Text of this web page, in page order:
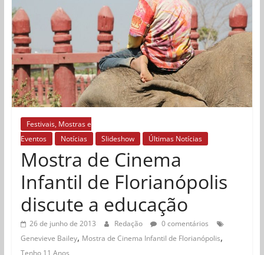
Festivais, Mostras e
Eventos
Notícias Slideshow Últimas Notícias
Mostra de Cinema
Infantil de Florianópolis
discute a educação
26 de junho de 2013 Redação
0 comentários
Genevieve Bailey, Mostra de Cinema Infantil de Florianópolis,
Tenho 11 Anos